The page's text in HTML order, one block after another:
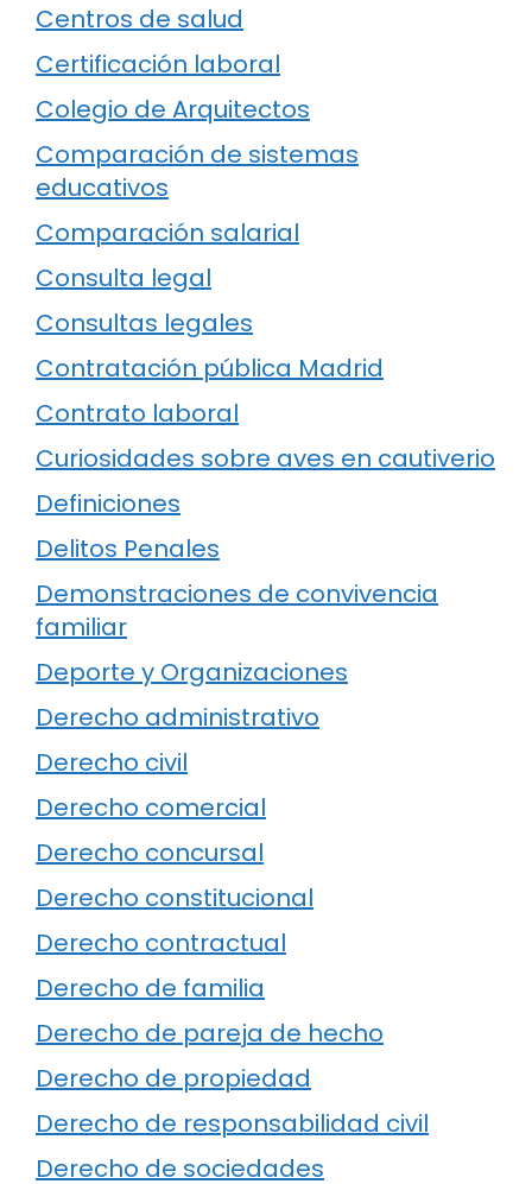
Centros de salud
Certificación laboral
Colegio de Arquitectos
Comparación de sistemas
educativos
Comparación salarial
Consulta legal
Consultas legales
Contratación pública Madrid
Contrato laboral
Curiosidades sobre aves en cautiverio
Definiciones
Delitos Penales
Demonstraciones de convivencia
familiar
Deporte y Organizaciones
Derecho administrativo
Derecho civil
Derecho comercial
Derecho concursal
Derecho constitucional
Derecho contractual
Derecho de familia
Derecho de pareja de hecho
Derecho de propiedad
Derecho de responsabilidad civil
Derecho de sociedades